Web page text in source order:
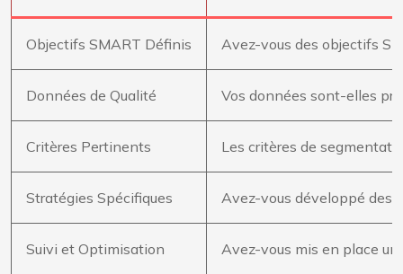
Objectifs SMART Définis Avez-vous des objectifs
Données de Qualité Vos données sont-elles
Critères Pertinents Les critères de
Stratégies Spécifiques Avez-vous développé des
Suivi et Optimisation Avez-vous mis en place